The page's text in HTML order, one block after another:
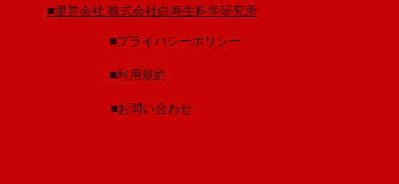
​■運営会社 株式会社白寿生科学研究所
​■利用規約
​■プライバシーポリシー
​■お問い合わせ